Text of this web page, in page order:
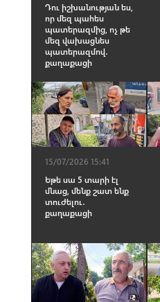
Դու իշխանության ես,
որ մեզ պահես
պատերազմից, ոչ թե
մեզ վախացնես
պատերազմով․
քաղաքացի
15/07/2026 15:41
Եթե սա 5 տարի էլ
մնաց, մենք շատ ենք
տուժելու․
քաղաքացի